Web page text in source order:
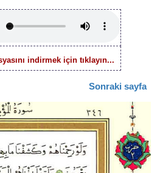
indirmek için tıklayın...
Sonraki sayfa